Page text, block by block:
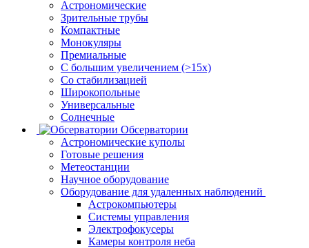
Астрономические
Зрительные трубы
Компактные
Монокуляры
Премиальные
С большим увеличением (>15x)
Со стабилизацией
Широкопольные
Универсальные
Солнечные
Обсерватории
Астрономические куполы
Готовые решения
Метеостанции
Научное оборудование
Оборудование для удаленных наблюдений
Астрокомпьютеры
Системы управления
Электрофокусеры
Камеры контроля неба